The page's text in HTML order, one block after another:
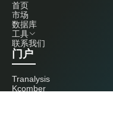
首页
市场
数据库
工具
联系我们
门户
Tranalysis
Kcomber